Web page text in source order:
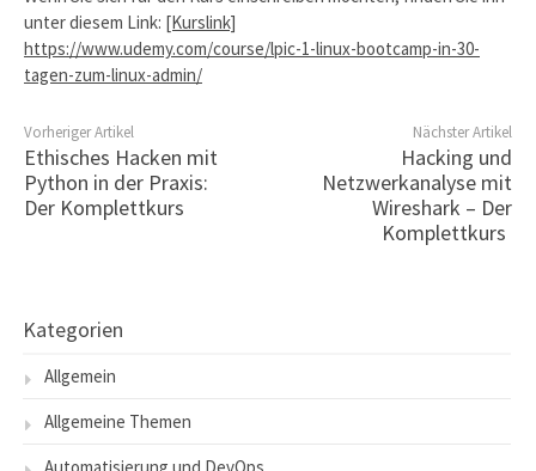
unter diesem Link: [Kurslink]
https://www.udemy.com/course/lpic-1-linux-bootcamp-in-30-
tagen-zum-linux-admin/
Vorheriger Artikel
Ethisches Hacken mit
Python in der Praxis:
Der Komplettkurs
Nächster Artikel
Hacking und
Netzwerkanalyse mit
Wireshark – Der
Komplettkurs
Kategorien
Allgemein
Allgemeine Themen
Automatisierung und DevOps